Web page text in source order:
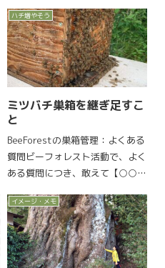
ら採るタイミングが分かるのです
が、たまにしか行かない十津川村
では・・・。ところが、今回は...
ハチ増やそう
ミツバチ巣箱を継ぎ足すこ
と
BeeForestの巣箱管理：よくある
質問ビーフォレスト活動で、よく
ある質問につき、敢えて【○○○
返答を書きました。質問巣箱の中
身を見て、かなり下の方まで巣を
作っていたので、他の営巣中の巣
箱も同じような状況と思...
イメージ・メモ